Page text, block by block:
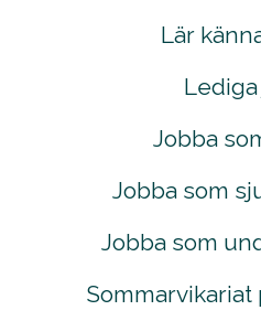
Lär
Jobba
Jobba som
Jobba som
Sommarvikariat